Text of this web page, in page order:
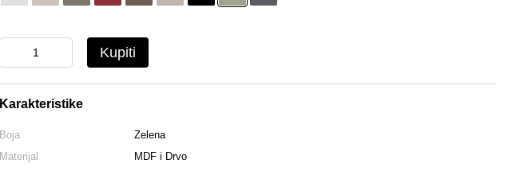
Kupiti
Karakteristike
Boja
Zelena
Materijal
MDF i Drvo